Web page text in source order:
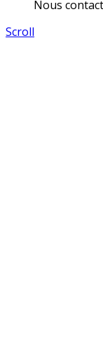
Nous
Scroll